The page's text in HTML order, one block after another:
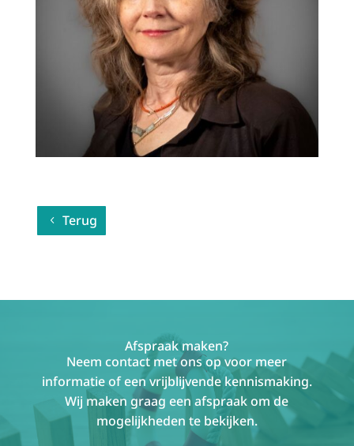
Terug
Afspraak maken?
Neem contact met ons op voor meer
informatie of een vrijblijvende kennismaking.
Wij maken graag een afspraak om de
mogelijkheden te bekijken.